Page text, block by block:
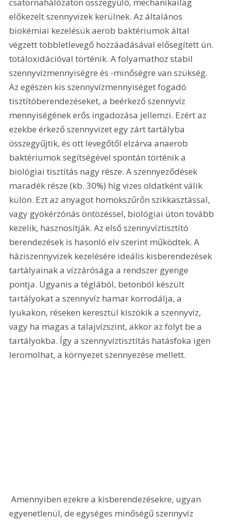
csatornahálózaton összegyűlő, mechanikailag
előkezelt szennyvizek kerülnek. Az általános
biokémiai kezelésük aerob baktériumok által
végzett többletlevegő hozzáadásával elősegített ún.
totáloxidációval történik. A folyamathoz stabil
szennyvízmennyiségre és -minőségre van szükség.
Az egészen kis szennyvízmennyiséget fogadó
tisztítóberendezéseket, a beérkező szennyvíz
mennyiségének erős ingadozása jellemzi. Ezért az
ezekbe érkező szennyvizet egy zárt tartályba
összegyűjtik, és ott levegőtől elzárva anaerob
baktériumok segítségével spontán történik a
biológiai tisztítás nagy része. A szennyeződések
maradék része (kb. 30%) híg vizes oldatként válik
külön. Ezt az anyagot homokszűrőn szikkasztással,
vagy gyökérzónás öntözéssel, biológiai úton tovább
kezelik, hasznosítják. Az első szennyvíztisztító
berendezések is hasonló elv szerint működtek. A
háziszennyvizek kezelésére ideális kisberendezések
tartályainak a vízzárósága a rendszer gyenge
pontja. Ugyanis a téglából, betonból készült
tartályokat a szennyvíz hamar korrodálja, a
lyukakon, réseken keresztül kiszökik a szennyvíz,
vagy ha magas a talajvízszint, akkor az folyt be a
tartályokba. Így a szennyvíztisztítás hatásfoka igen
leromolhat, a környezet szennyezése mellett.
Amennyiben ezekre a kisberendezésekre, ugyan
egyenetlenül, de egységes minőségű szennyvíz